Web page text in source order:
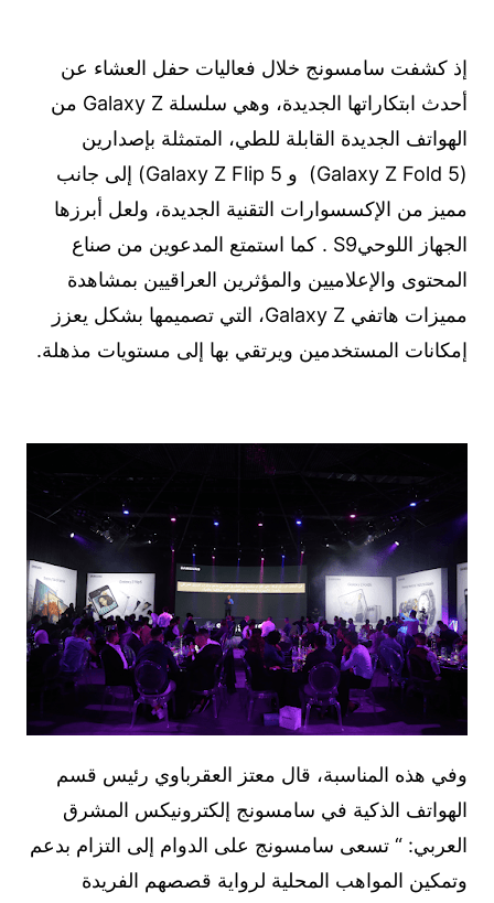
إذ كشفت سامسونج خلال فعاليات حفل العشاء عن
أحدث ابتكاراتها الجديدة، وهي سلسلة Galaxy Z من
الهواتف الجديدة القابلة للطي، المتمثلة بإصدارين
(Galaxy Z Fold 5) و Galaxy Z Flip 5) إلى جانب
مميز من الإكسسوارات التقنية الجديدة، ولعل أبرزها
الجهاز اللوحيS9 . كما استمتع المدعوين من صناع
المحتوى والإعلاميين والمؤثرين العراقيين بمشاهدة
مميزات هاتفي Galaxy Z، التي تصميمها بشكل يعزز
إمكانات المستخدمين ويرتقي بها إلى مستويات مذهلة.
وفي هذه المناسبة، قال معتز العقرباوي رئيس قسم
الهواتف الذكية في سامسونج إلكترونيكس المشرق
العربي: “ تسعى سامسونج على الدوام إلى التزام بدعم
وتمكين المواهب المحلية لرواية قصصهم الفريدة